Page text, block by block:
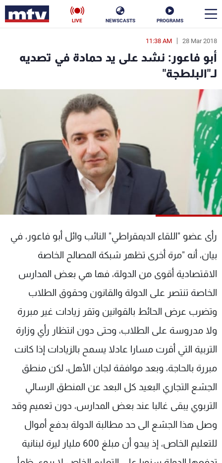
PROGRAMS
NEWSCASTS
LIVE
28 Mar 2018
11:38 AM
أبو فاعور: نشد على يد حمادة في تصديه
لـ"البلطجة"
رأى عضو "اللقاء الديمقراطي" النائب وائل أبو فاعور، في
بيان، أنه "مرة أخرى تظهر شبكة المصالح الخاصة
الاقتصادية أقوى من الدولة، فها هي بعض المدارس
الخاصة تنتصر على الدولة والقانون وحقوق الطلاب
وتضرب عرض الحائط بالقوانين وتقر زيادات غير مبررة
ولا مدروسة على الطلاب، وحتى دون انتظار رأي وزارة
التربية التي أقرت مسارا عادلا يسمح بالزيادات إذا كانت
مبررة بالحاجة، وبعد موافقة لجان الأهل، لكن منطق
الجشع التجاري البعيد كل البعد عن المنطق الرسالي
التربوي يبقى غالبا عند بعض المدارس، دون تعميم وقد
وصل هذا الجشع الى حد مطالبة الدولة بدفع أموال
للتعليم الخاص، إذ يبدو أن مبلغ 600 مليار ليرة لبنانية
en
الأخبار
سياسة ناس
إقتصاد فن
منوعات رياضة
كأس العالم
البرامج
جدول البرامج
شاهد البرامج
الترددات
عن MTV
الإنـتـاج
وظائف
تواصل معنا
شروط الإسـتخدام
سياسة الخصوصية